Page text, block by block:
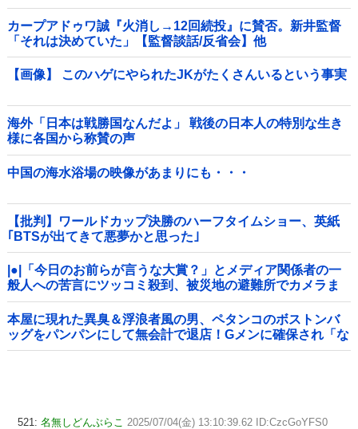
カープアドゥワ誠『火消し→12回続投』に賛否。新井監督
「それは決めていた」【監督談話/反省会】他
【画像】 このハゲにやられたJKがたくさんいるという事実
海外「日本は戦勝国なんだよ」 戦後の日本人の特別な生き
様に各国から称賛の声
中国の海水浴場の映像があまりにも・・・
【批判】ワールドカップ決勝のハーフタイムショー、英紙
｢BTSが出てきて悪夢かと思った｣
|●|「今日のお前らが言うな大賞？」とメディア関係者の一
般人への苦言にツッコミ殺到、被災地の避難所でカメラま
わすのは……
本屋に現れた異臭＆浮浪者風の男、ペタンコのボストンバ
ッグをパンパンにして無会計で退店！Gメンに確保され「な
んで？」と本気で困惑ｗｗｗ
521: 名無しどんぶらこ 2025/07/04(金) 13:10:39.62 ID:CzcGoYFS0